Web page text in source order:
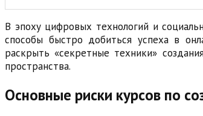
В эпоху цифровых технологий и
способы быстро добиться успеха в
раскрыть «секретные техники»
пространства.
Основные риски курсов по